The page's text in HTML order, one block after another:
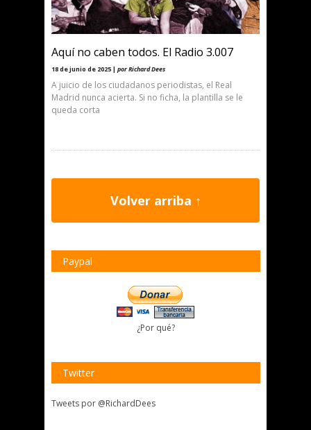
Aquí no caben todos. El Radio 3.007
18 de junio de 2025 | por Richard Dees
A juicio de los ciudadanos periodistas, el Real
Madrid nunca acierta. Si no ficha, la plantilla se le
queda corta
Volver arriba ↑
Paypal
¿Por qué?
Twitter
Tweets por @RichardDees